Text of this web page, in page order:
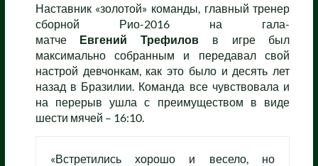
Наставник «золотой» команды, главный тренер
сборной Рио-2016 на гала-
матче Евгений Трефилов в игре был
максимально собранным и передавал свой
настрой девчонкам, как это было и десять лет
назад в Бразилии. Команда все чувствовала и
на перерыв ушла с преимуществом в виде
шести мячей – 16:10.
«Встретились хорошо и весело, но